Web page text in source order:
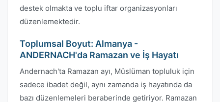
destek olmakta ve toplu iftar organizasyonları
düzenlemektedir.
Toplumsal Boyut: Almanya -
ANDERNACH'da Ramazan ve İş Hayatı
Andernach'ta Ramazan ayı, Müslüman topluluk için
sadece ibadet değil, aynı zamanda iş hayatında da
bazı düzenlemeleri beraberinde getiriyor. Ramazan